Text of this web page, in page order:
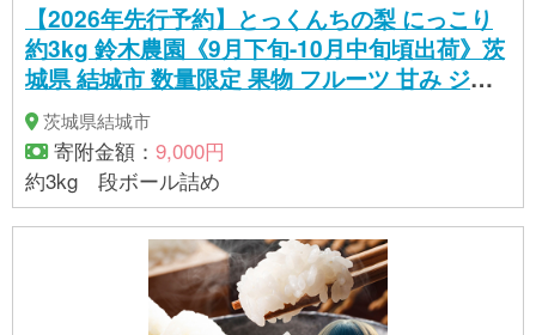
【2026年先行予約】とっくんちの梨 にっこり
約3kg 鈴木農園《9月下旬-10月中旬頃出荷》茨
城県 結城市 数量限定 果物 フルーツ 甘み ジュ
ーシー 豊か 芳香 しゃりっ 爽やかな 季節【配送
不可地域あり】(離島)
茨城県結城市
寄附金額： 9,000円
約3kg 段ボール詰め